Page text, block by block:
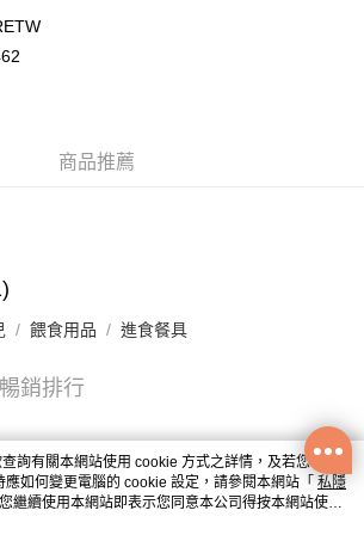
或以上免運費
商品推薦
餵食用品 進食餐具
銷排行
詢有關本網站使用 cookie 方式之詳情，及若您不希
如何變更電腦的 cookie 設定，請參閱本網站「 私隱
繼續使用本網站即表示您同意本公司得按本網站使用
。